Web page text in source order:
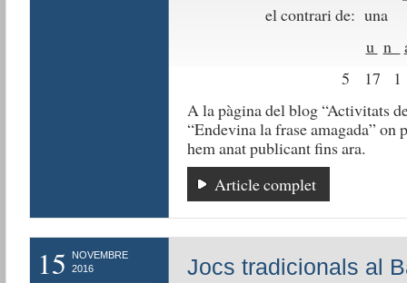
el contrari de: una
u n
5 17
A la pàgina del blog “Activitats
“Endevina la frase amagada”
hem anat publicant fins ara.
Article complet
15
NOVEMBRE
2016
Jocs tradicionals al